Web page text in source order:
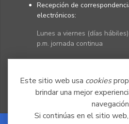
Este sitio web usa cookies
brindar una mejor
Si continúas en el sitio
Recepción de
electrónicos:
Lunes a viernes (días
p.m. jornada continua